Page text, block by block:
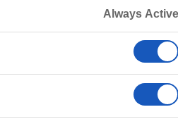
Always Active